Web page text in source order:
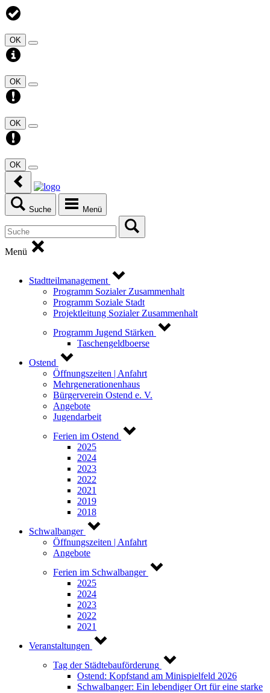
OK
OK
OK
OK
Suche Menü
Menü
Stadtteilmanagement
Programm Sozialer Zusammenhalt
Programm Soziale Stadt
Projektleitung Sozialer Zusammenhalt
Programm Jugend Stärken
Taschengeldboerse
Ostend
Öffnungszeiten | Anfahrt
Mehrgenerationenhaus
Bürgerverein Ostend e. V.
Angebote
Jugendarbeit
Ferien im Ostend
2025
2024
2023
2022
2021
2019
2018
Schwalbanger
Öffnungszeiten | Anfahrt
Angebote
Ferien im Schwalbanger
2025
2024
2023
2022
2021
Veranstaltungen
Tag der Städtebauförderung
Ostend: Kopfstand am Minispielfeld 2026
Schwalbanger: Ein lebendiger Ort für eine starke